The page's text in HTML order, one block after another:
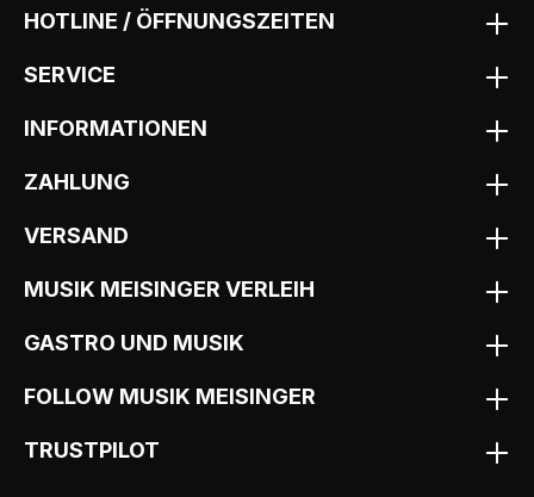
HOTLINE / ÖFFNUNGSZEITEN
SERVICE
INFORMATIONEN
ZAHLUNG
VERSAND
MUSIK MEISINGER VERLEIH
GASTRO UND MUSIK
FOLLOW MUSIK MEISINGER
TRUSTPILOT